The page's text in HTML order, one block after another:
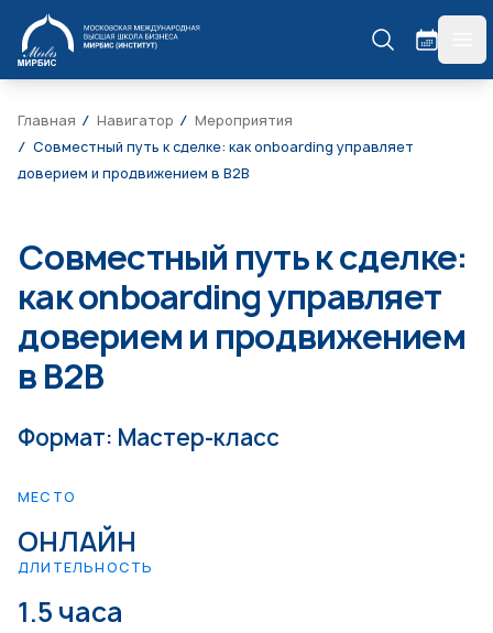
МИРБИС
Главная Навигатор
Мероприятия
Совместный путь к сделке: как onboarding управляет
доверием и продвижением в B2B
Совместный путь к сделке:
как onboarding управляет
доверием и продвижением
в B2B
Формат: Мастер-класс
МЕСТО
ОНЛАЙН
ДЛИТЕЛЬНОСТЬ
1.5 часа